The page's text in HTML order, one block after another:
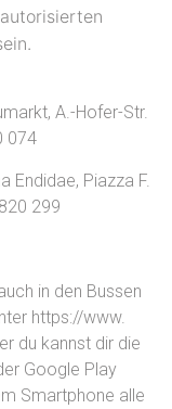
A.-Hofer-Str.
074
Endidae, Piazza F.
299
in den Bussen
https://www.
du kannst dir die
Google Play
Smartphone alle